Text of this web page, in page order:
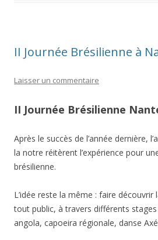
II Journée Brésilienne à
Laisser un commentaire
II Journée Brésilienne
Après le succès de l’année dernière,
la notre réitèrent l’expérience pour
brésilienne.
L’idée reste la même : faire découvrir
tout public, à travers différents
angola, capoeira régionale, danse